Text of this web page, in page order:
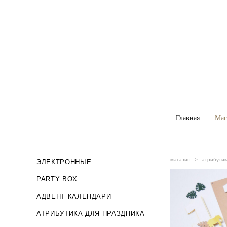
Главная
Главная
ЭЛЕКТРОННЫЕ
PARTY BOX
АДВЕНТ КАЛЕНДАРИ
АТРИБУТИКА ДЛЯ ПРАЗДНИКА
магазин >